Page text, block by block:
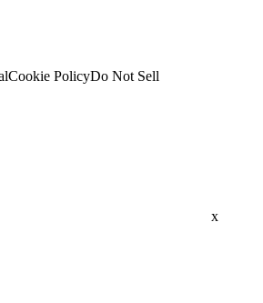
Cookie PolicyDo Not Sell
x